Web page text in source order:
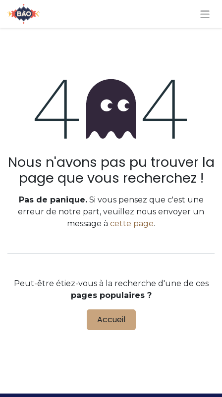
Se rendre au contenu
Erreur 404
Nous n'avons pas pu trouver la
page que vous recherchez !
Pas de panique.Si vous pensez que c'est une
erreur de notre part, veuillez nous envoyer un
message à cette page.
Peut-être étiez-vous à la recherche d'une de ces
pages populaires ?
Accueil